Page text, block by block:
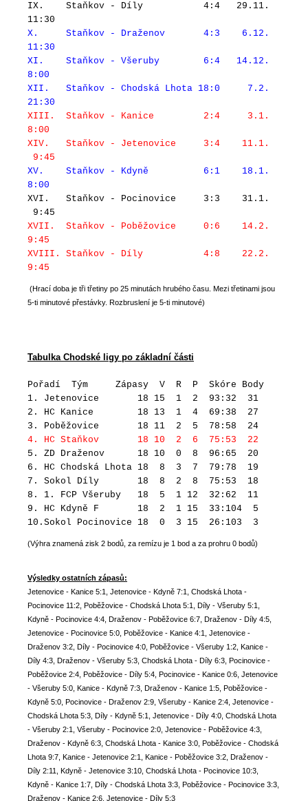
IX. Staňkov - Díly 4:4 29.11.
11:30
X. Staňkov - Draženov 4:3 6.12.
11:30
XI. Staňkov - Všeruby 6:4 14.12.
8:00
XII. Staňkov - Chodská Lhota 18:0 7.2.
21:30
XIII. Staňkov - Kanice 2:4 3.1.
8:00
XIV. Staňkov - Jetenovice 3:4 11.1.
9:45
XV. Staňkov - Kdyně 6:1 18.1.
8:00
XVI. Staňkov - Pocinovice 3:3 31.1.
9:45
XVII. Staňkov - Poběžovice 0:6 14.2.
9:45
XVIII. Staňkov - Díly 4:8 22.2.
9:45
(Hrací doba je tři třetiny po 25 minutách hrubého času. Mezi třetinami jsou
5-ti minutové přestávky. Rozbruslení je 5-ti minutové)
Tabulka Chodské ligy po základní části
Pořadí Tým Zápasy V R P Skóre Body
1. Jetenovice 18 15 1 2 93:32 31
2. HC Kanice 18 13 1 4 69:38 27
3. Poběžovice 18 11 2 5 78:58 24
4. HC Staňkov 18 10 2 6 75:53 22
5. ZD Draženov 18 10 0 8 96:65 20
6. HC Chodská Lhota 18 8 3 7 79:78 19
7. Sokol Díly 18 8 2 8 75:53 18
8. 1. FCP Všeruby 18 5 1 12 32:62 11
9. HC Kdyně F 18 2 1 15 33:104 5
10.Sokol Pocinovice 18 0 3 15 26:103 3
(Výhra znamená zisk 2 bodů, za remízu je 1 bod a za prohru 0 bodů)
Výsledky ostatních zápasů:
Jetenovice - Kanice 5:1, Jetenovice - Kdyně 7:1, Chodská Lhota -
Pocinovice 11:2, Poběžovice - Chodská Lhota 5:1, Díly - Všeruby 5:1,
Kdyně - Pocinovice 4:4, Draženov - Poběžovice 6:7, Draženov - Díly 4:5,
Jetenovice - Pocinovice 5:0, Poběžovice - Kanice 4:1, Jetenovice -
Draženov 3:2, Díly - Pocinovice 4:0, Poběžovice - Všeruby 1:2, Kanice -
Díly 4:3, Draženov - Všeruby 5:3, Chodská Lhota - Díly 6:3, Pocinovice -
Poběžovice 2:4, Poběžovice - Díly 5:4, Pocinovice - Kanice 0:6, Jetenovice
- Všeruby 5:0, Kanice - Kdyně 7:3, Draženov - Kanice 1:5, Poběžovice -
Kdyně 5:0, Pocinovice - Draženov 2:9, Všeruby - Kanice 2:4, Jetenovice -
Chodská Lhota 5:3, Díly - Kdyně 5:1, Jetenovice - Díly 4:0, Chodská Lhota
- Všeruby 2:1, Všeruby - Pocinovice 2:0, Jetenovice - Poběžovice 4:3,
Draženov - Kdyně 6:3, Chodská Lhota - Kanice 3:0, Poběžovice - Chodská
Lhota 9:7, Kanice - Jetenovice 2:1, Kanice - Poběžovice 3:2, Draženov -
Díly 2:11, Kdyně - Jetenovice 3:10, Chodská Lhota - Pocinovice 10:3,
Kdyně - Kanice 1:7, Díly - Chodská Lhota 3:3, Poběžovice - Pocinovice 3:3,
Draženov - Kanice 2:6, Jetenovice - Díly 5:3